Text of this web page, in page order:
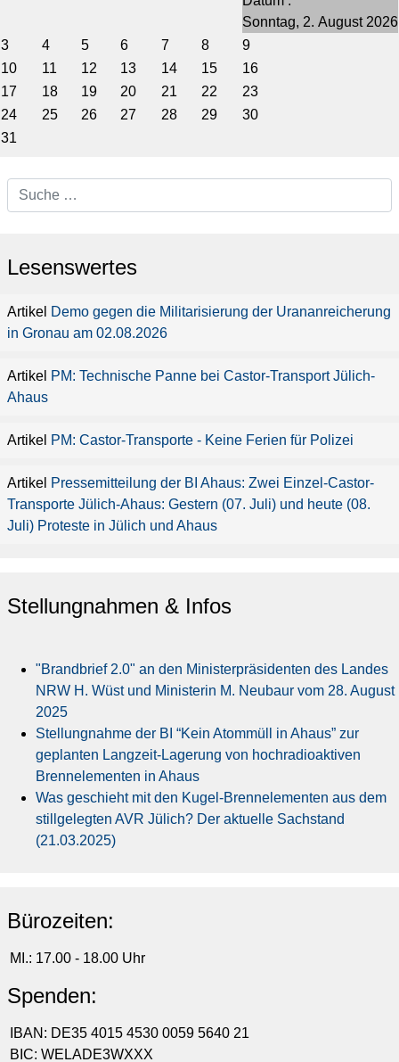
Sonntag, 2. August 2026
3
4 5 6 7 8
9
10
11 12 13 14 15
16
17
18 19 20 21 22
23
24
25 26 27 28 29
30
31
Lesenswertes
Demo gegen die Militarisierung der Urananreicherung
in Gronau am 02.08.2026
PM: Technische Panne bei Castor-Transport Jülich-
Ahaus
PM: Castor-Transporte - Keine Ferien für Polizei
Pressemitteilung der BI Ahaus: Zwei Einzel-Castor-
Transporte Jülich-Ahaus: Gestern (07. Juli) und heute (08.
Juli) Proteste in Jülich und Ahaus
Stellungnahmen & Infos
"Brandbrief 2.0" an den Ministerpräsidenten des Landes
NRW H. Wüst und Ministerin M. Neubaur vom 28. August
2025
Stellungnahme der BI “Kein Atommüll in Ahaus” zur
geplanten Langzeit-Lagerung von hochradioaktiven
Brennelementen in Ahaus
Was geschieht mit den Kugel-Brennelementen aus dem
stillgelegten AVR Jülich? Der aktuelle Sachstand
(21.03.2025)
Bürozeiten:
MI.: 17.00 - 18.00 Uhr
Spenden:
IBAN: DE35 4015 4530 0059 5640 21
BIC: WELADE3WXXX